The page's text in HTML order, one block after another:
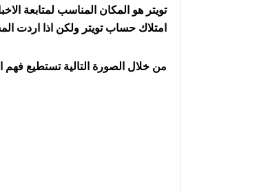
تويتر هو المكان المناسب لمتابعة
امتلاك حساب تويتر ولكن اذا اردت
من خلال الصورة التالية تستطيع فهم